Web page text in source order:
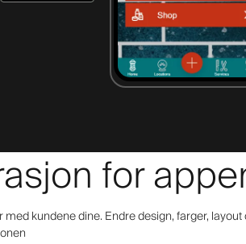
for
kundene dine. Endre design, farger,